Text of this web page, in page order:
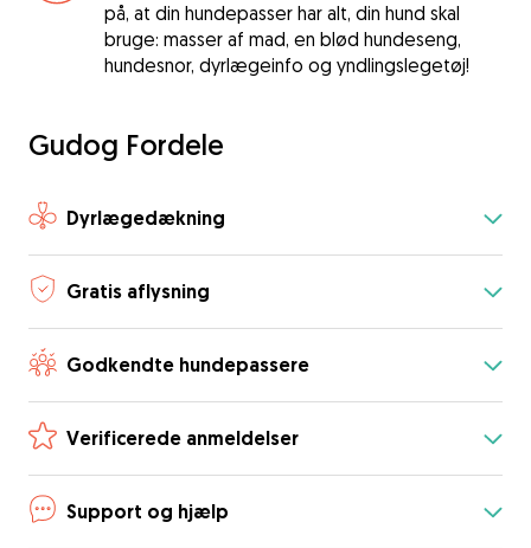
på, at din hundepasser har alt, din hund skal
bruge: masser af mad, en blød hundeseng,
hundesnor, dyrlægeinfo og yndlingslegetøj!
Gudog Fordele
Dyrlægedækning
Gratis aflysning
Godkendte hundepassere
Verificerede anmeldelser
Support og hjælp